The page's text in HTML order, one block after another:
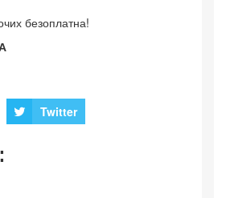
безоплатна!
Twitter